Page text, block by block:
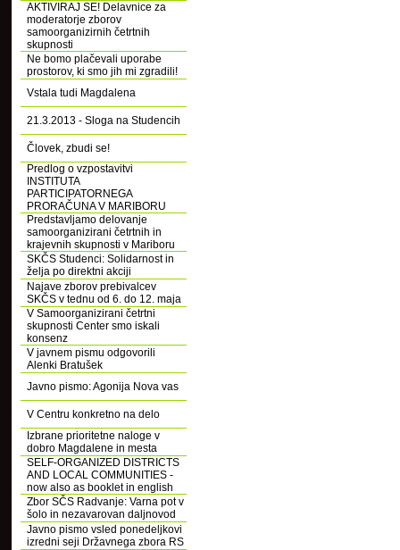
AKTIVIRAJ SE! Delavnice za
moderatorje zborov
samoorganizirnih četrtnih
skupnosti
Ne bomo plačevali uporabe
prostorov, ki smo jih mi zgradili!
Vstala tudi Magdalena
21.3.2013 - Sloga na Studencih
Človek, zbudi se!
Predlog o vzpostavitvi
INSTITUTA
PARTICIPATORNEGA
PRORAČUNA V MARIBORU
Predstavljamo delovanje
samoorganizirani četrtnih in
krajevnih skupnosti v Mariboru
SKČS Studenci: Solidarnost in
želja po direktni akciji
Najave zborov prebivalcev
SKČS v tednu od 6. do 12. maja
V Samoorganizirani četrtni
skupnosti Center smo iskali
konsenz
V javnem pismu odgovorili
Alenki Bratušek
Javno pismo: Agonija Nova vas
V Centru konkretno na delo
Izbrane prioritetne naloge v
dobro Magdalene in mesta
SELF-ORGANIZED DISTRICTS
AND LOCAL COMMUNITIES -
now also as booklet in english
Zbor SČS Radvanje: Varna pot v
šolo in nezavarovan daljnovod
Javno pismo vsled ponedeljkovi
izredni seji Državnega zbora RS